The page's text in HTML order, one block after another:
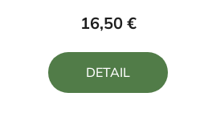
16,50 €
DETAIL